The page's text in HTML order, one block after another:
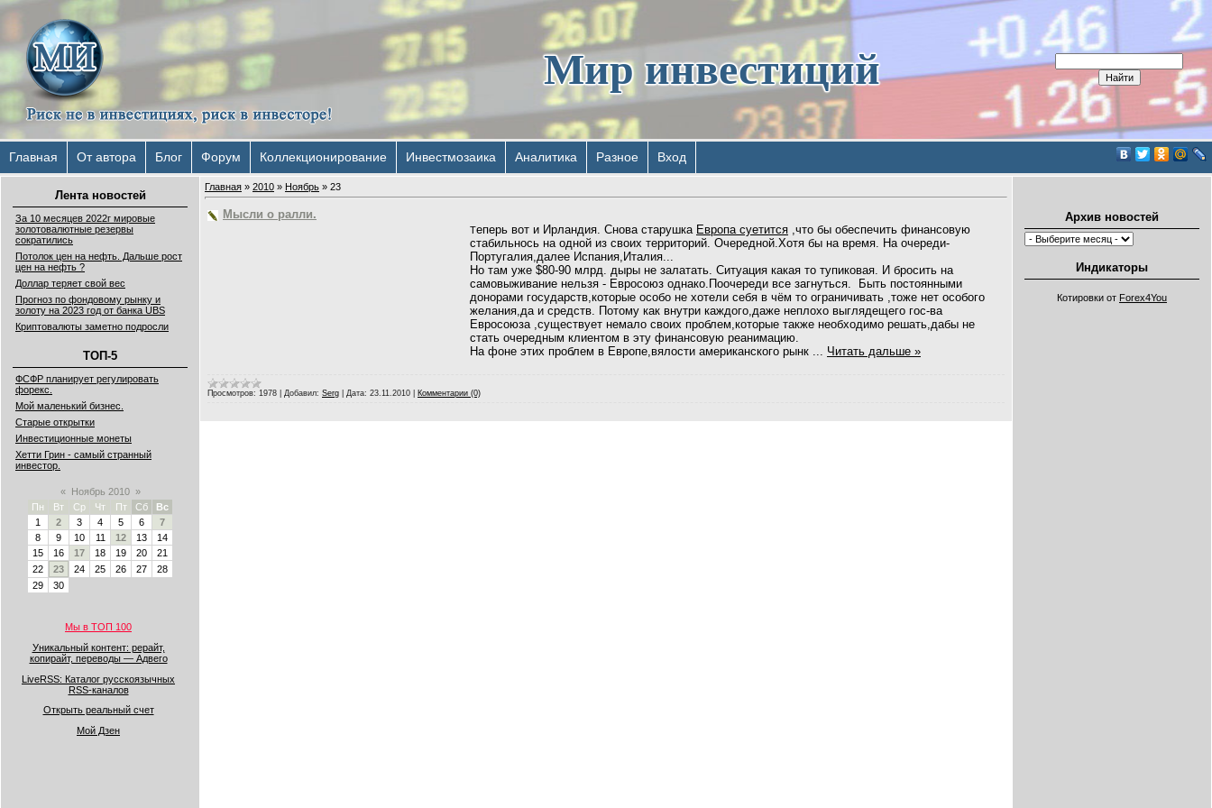
Мир инвестиций
Главная От автора Блог Форум Коллекционирование Инвестмозаика Аналитика Разное Вход
Лента новостей
За 10 месяцев 2022г мировые
золотовалютные резервы
сократились
Потолок цен на нефть. Дальше рост
цен на нефть ?
Доллар теряет свой вес
Прогноз по фондовому рынку и
золоту на 2023 год от банка UBS
Криптовалюты заметно подросли
ТОП-5
ФСФР планирует регулировать
форекс.
Мой маленький бизнес.
Старые открытки
Инвестиционные монеты
Хетти Грин - самый странный
инвестор.
« Ноябрь 2010 »
Пн
Вт Ср Чт Пт Сб
Вс
1
2 3 4 5 6
7
8
9 10 11 12 13
14
15
16 17 18 19 20
21
22
23 24 25 26 27
28
29
30
Мы в ТОП 100
Уникальный контент: рерайт,
копирайт, переводы — Адвего
LiveRSS: Каталог русскоязычных
RSS-каналов
Открыть реальный счет
Мой Дзен
Главная » 2010 » Ноябрь » 23
Мысли о ралли.
Теперь вот и Ирландия. Cнова старушка Европа суетится ,что бы обеспечить финансовую
стабильнось на одной из своих территорий. Очередной.Хотя бы на время. На очереди-
Португалия,далее Испания,Италия...
Но там уже $80-90 млрд. дыры не залатать. Ситуация какая то тупиковая. И бросить на
самовыживание нельзя - Евросоюз однако.Поочереди все загнуться. Быть постоянными
донорами государств,которые особо не хотели себя в чём то ограничивать ,тоже нет особого
желания,да и средств. Потому как внутри каждого,даже неплохо выглядещего гос-ва
Евросоюза ,существует немало своих проблем,которые также необходимо решать,дабы не
стать очередным клиентом в эту финансовую реанимацию.
На фоне этих проблем в Европе,вялости американского рынк
Читать дальше »
Просмотров: 1978 Добавил: Serg Дата: 23.11.2010 Комментарии (0)
Архив новостей
Индикаторы
Котировки от Forex4You